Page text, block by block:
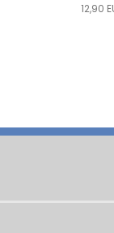
12,90